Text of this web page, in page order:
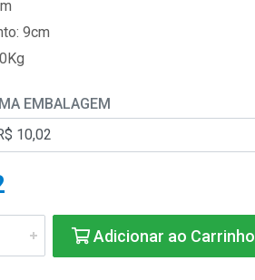
9cm
EMBALAGEM
Adicionar ao Carrinho